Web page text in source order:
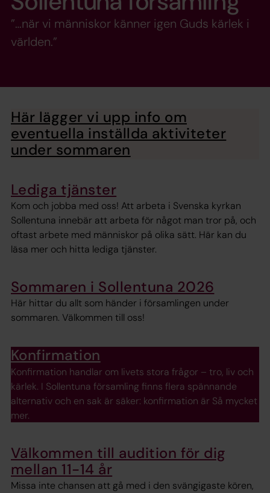
”…när vi människor känner igen Guds kärlek i
världen.”
Här lägger vi upp info om
eventuella inställda aktiviteter
under sommaren
Lediga tjänster
Kom och jobba med oss! Att arbeta i Svenska kyrkan
Sollentuna innebär att arbeta för något man tror på, och
oftast arbete med människor på olika sätt. Här kan du
läsa mer och hitta lediga tjänster.
Sommaren i Sollentuna 2026
Här hittar du allt som händer i församlingen under
sommaren. Välkommen till oss!
Konfirmation
Konfirmation handlar om livets stora frågor – tro, liv och
kärlek. I Sollentuna församling finns flera spännande
alternativ och en sak är säker: konfirmation är Så mycket
mer.
Välkommen till audition för dig
mellan 11-14 år
Missa inte chansen att gå med i den svängigaste kören,